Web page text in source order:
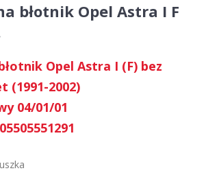
błotnik Opel Astra I F
Opel Astra I (F) bez
(1991-2002)
04/01/01